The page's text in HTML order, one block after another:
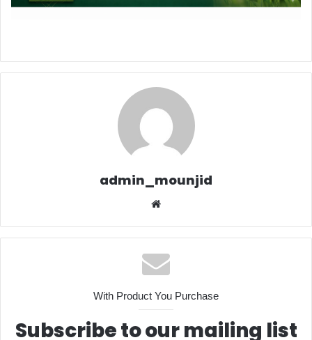
admin_mounjid
With Product You Purchase
Subscribe to our mailing list